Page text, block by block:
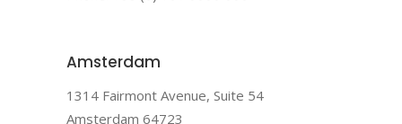
Amsterdam
1314 Fairmont Avenue, Suite 54
Amsterdam 64723